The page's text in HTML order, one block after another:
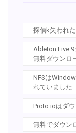
探偵k失われ
Ableton Live
無料ダウンロ
NFSは
れていました
Proto ioはダ
無料でダウン